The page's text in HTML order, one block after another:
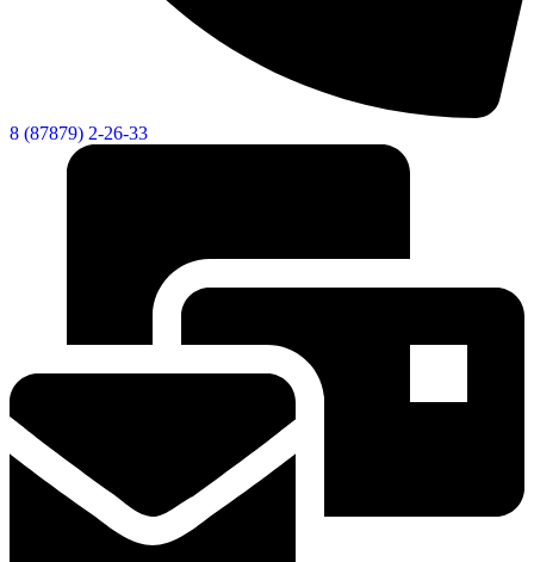
8 (87879) 2-26-33